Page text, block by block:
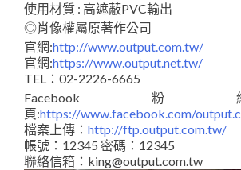
使用材質 : 高遮蔽PVC輸出
◎肖像權屬原著作公司
官網:http://www.output.com.tw/
官網:https://www.output.net.tw/
TEL：02-2226-6665
Facebook
頁:https://www.facebook.com/
檔案上傳： http://ftp.output.com.tw/
帳號：12345 密碼：12345
聯絡信箱：king@output.com.tw